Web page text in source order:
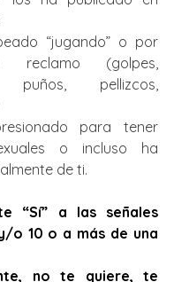
“jugando” o por
reclamo (golpes,
puños, pellizcos,
para tener
o incluso ha
de ti.
“Sí” a las señales
o 10 o a más de una
no te quiere, te